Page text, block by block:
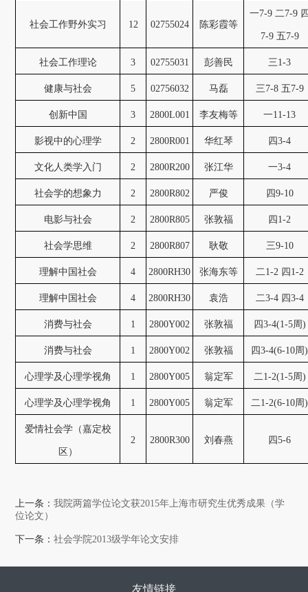
社会工作野外实习 12 02755024 陈彩霞等
一7-9 二7-9
7-9 五7-9
社会工作理论 3 02755031 彭善民 三1-3
健康与社会 5 02756032 马磊 三7-8 五7-9
创新中国 3 2800L001 李友梅等 一11-13
影视中的心理学 2 2800R001 华红琴 四3-4
文化人类学入门 2 2800R200 张江华 一3-4
社会学的想象力 2 2800R802 严俊 四9-10
电影与社会 2 2800R805 张敦福 四1-2
社会学思维 2 2800R807 耿敬 三9-10
理解中国社会 4 2800RH30 张海东等 二1-2 四1-2
理解中国社会 4 2800RH30 袁浩 二3-4 四3-4
消费与社会 1 2800Y002 张敦福 四3-4(1-5周)
消费与社会 1 2800Y002 张敦福 四3-4(6-10周)
心理学及心理学视角 1 2800Y005 翁定军 二1-2(1-5周)
心理学及心理学视角 1 2800Y005 翁定军 二1-2(6-10周)
爱情社会学（嘉定校
区）
2 2800R300 刘春燕 四5-6
上一条：我院两篇学位论文获2015年上海市研究生优秀成果（学
位论文）
下一条：社会学院2013级学年论文安排
友情链接